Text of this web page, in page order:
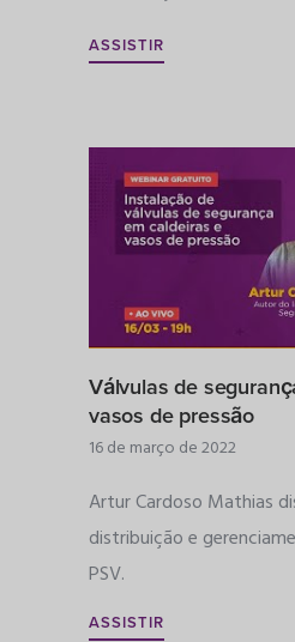
ASSISTIR
Válvulas de
vasos de pressão
16 de março de 2022
Artur Cardoso Mathias
distribuição e
PSV.
ASSISTIR